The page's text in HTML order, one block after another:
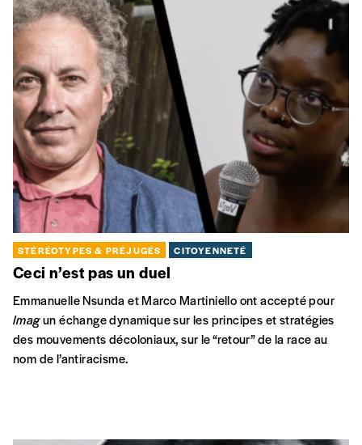
STÉRÉOTYPES & PRÉJUGÉS CITOYENNETÉ
Ceci n’est pas un duel
Emmanuelle Nsunda et Marco Martiniello ont accepté pour
Imagun échange dynamique sur les principes et stratégies
des mouvements décoloniaux, sur le “retour” de la race au
nom de l’antiracisme.